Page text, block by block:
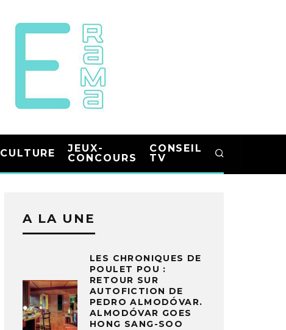
CULTURE
JEUX-
CONCOURS
CONSEIL
TV
A LA UNE
LES CHRONIQUES DE
POULET POU :
RETOUR SUR
AUTOFICTION DE
PEDRO ALMODÓVAR.
ALMODÓVAR GOES
HONG SANG-SOO